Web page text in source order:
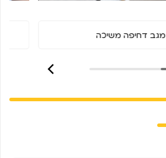
מגב דחיפה משיכה